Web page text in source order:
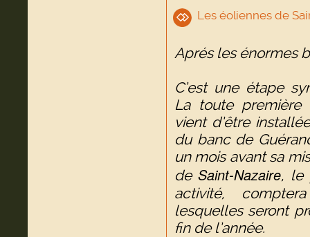
Les éoliennes de
Aprés les énormes
C’est une étape
La toute
vient d’être
du banc de
un mois avant sa
deSaint-Nazaire, le
activité,
lesquelles seront
fin de l’année.